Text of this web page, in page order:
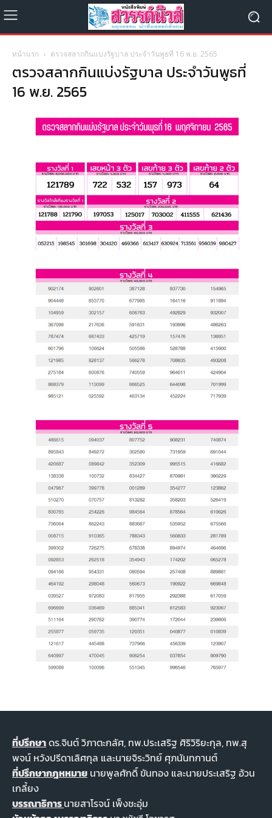
หน้าแรก ตรวจสลากกินแบ่งรัฐบาล ประจำวันพูธที่ 16 พ.ย. 2565
ตรวจสลากกินแบ่งรัฐบาล ประจำวันพูธที่
16 พ.ย. 2565
ที่ปรึกษาดร.จินต์ วิภาตะกลัศ, ทพ.ประเสริฐ ศิริวิริยะกุล, ทพ.สุ
พจน์ หวังปรีดาเลิศกุล และนายจิระวิทย์ ศุภนันทกานต์
ที่ปรึกษากฎหหมาย นายพูลศักดิ์ ขันทอง และนายประเสริฐ อ้วน
เกลี้ยง
บรรณาธิการนายสาโรจน์ เพ็งชะอุ่ม